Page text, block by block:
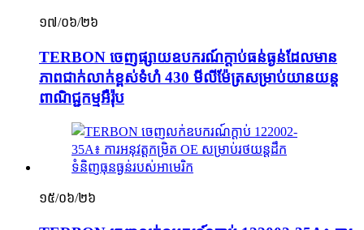
១៧/០៦/២៦
TERBON ចេញផ្សាយឧបករណ៍ក្ដាប់ធន់ធ្ងន់ដែលមាន
ភាពជាក់លាក់ខ្ពស់ទំហំ 430 មីលីម៉ែត្រសម្រាប់យានយន្ត
ពាណិជ្ជកម្មអឺរ៉ុប
១៥/០៦/២៦